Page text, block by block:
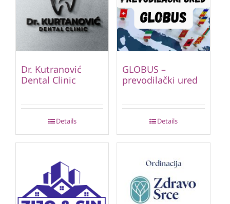
Dr. Kutranović
Dental Clinic
Details
GLOBUS –
prevodilački ured
Details